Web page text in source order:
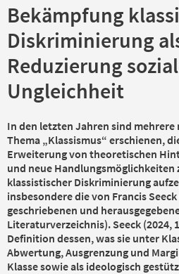
Bekämpfung
Diskriminierung
Reduzierung
Ungleichheit
In den letzten Jahren sind
Thema „Klassismus“ erschienen,
Erweiterung von theoretischen
und neue Handlungsmöglichkeiten
klassistischer Diskriminierung
insbesondere die von Francis
geschriebenen und
Literaturverzeichnis). Seeck (2024,
Definition dessen, was sie unter
Abwertung, Ausgrenzung und
Klasse sowie als ideologisch